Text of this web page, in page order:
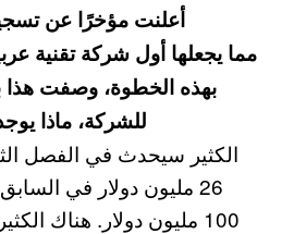
أعلنت مؤخرًا عن
بهذه الخطوة، وصفت هذا
للشركة، ماذا
الكثير سيحدث في الفصل
26 مليون دولار في
100 مليون دولار. هناك